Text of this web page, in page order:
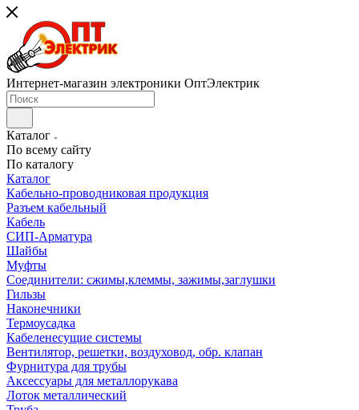
Интернет-магазин электроники ОптЭлектрик
Каталог
По всему сайту
По каталогу
Каталог
Кабельно-проводниковая продукция
Разъем кабельный
Кабель
СИП-Арматура
Шайбы
Муфты
Соединители: сжимы,клеммы, зажимы,заглушки
Гильзы
Наконечники
Термоусадка
Кабеленесущие системы
Вентилятор, решетки, воздуховод, обр. клапан
Фурнитура для трубы
Аксессуары для металлорукава
Лоток металлический